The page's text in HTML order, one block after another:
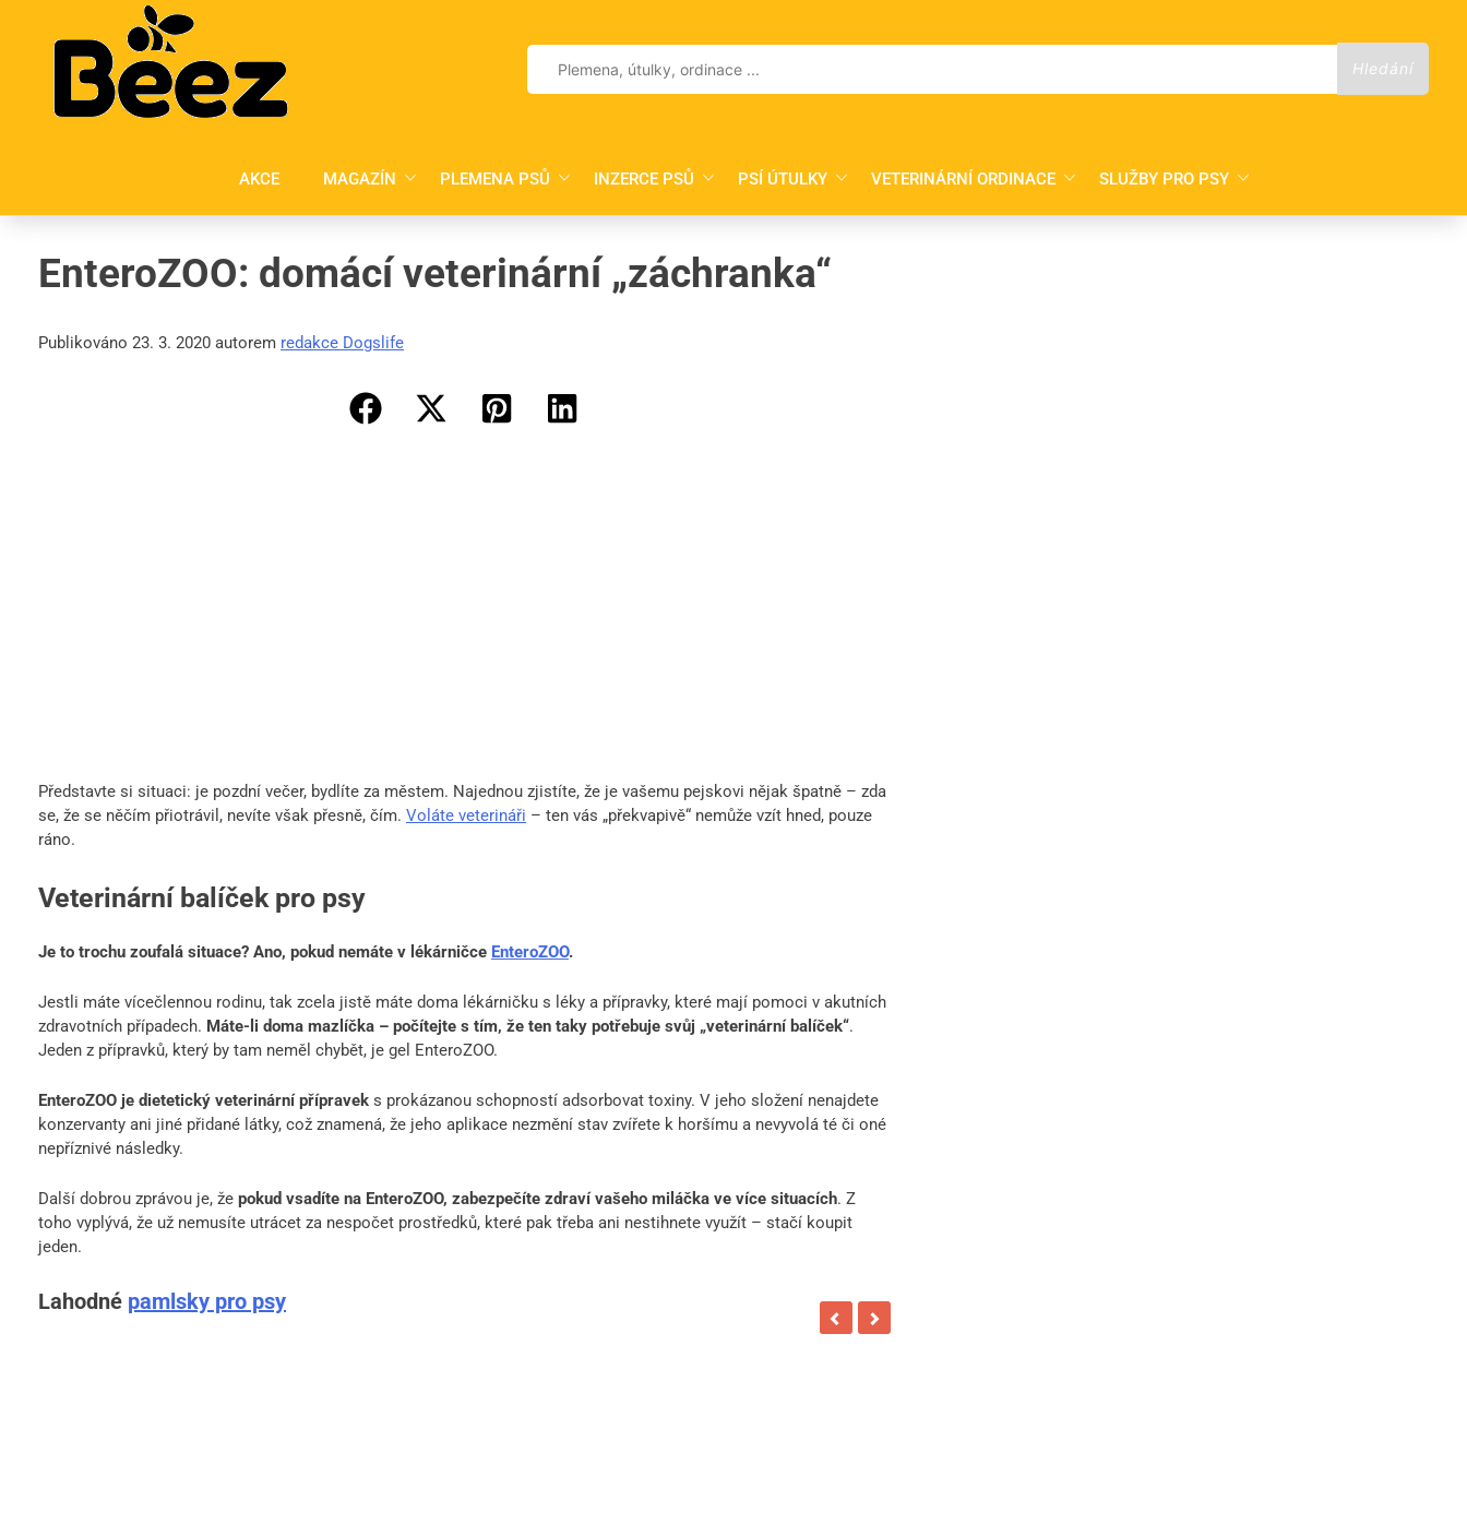
Vyhledávání
AKCE MAGAZÍN PLEMENA PSŮ INZERCE PSŮ PSÍ ÚTULKY VETERINÁRNÍ ORDINACE SLUŽBY PRO PSY
EnteroZOO: domácí veterinární „záchranka“
Publikováno 23. 3. 2020 autorem redakce Dogslife
Představte si situaci: je pozdní večer, bydlíte za městem. Najednou zjistíte, že je vašemu pejskovi nějak špatně – zda
se, že se něčím přiotrávil, nevíte však přesně, čím. Voláte veterináři – ten vás „překvapivě“ nemůže vzít hned, pouze
ráno.
Veterinární balíček pro psy
Je to trochu zoufalá situace? Ano, pokud nemáte v lékárničce EnteroZOO.
Jestli máte vícečlennou rodinu, tak zcela jistě máte doma lékárničku s léky a přípravky, které mají pomoci v akutních
zdravotních případech. Máte-li doma mazlíčka – počítejte s tím, že ten taky potřebuje svůj „veterinární balíček“.
Jeden z přípravků, který by tam neměl chybět, je gel EnteroZOO.
EnteroZOO je dietetický veterinární přípravek s prokázanou schopností adsorbovat toxiny. V jeho složení nenajdete
konzervanty ani jiné přidané látky, což znamená, že jeho aplikace nezmění stav zvířete k horšímu a nevyvolá té či oné
nepříznivé následky.
Další dobrou zprávou je, že pokud vsadíte na EnteroZOO, zabezpečíte zdraví vašeho miláčka ve více situacích. Z
toho vyplývá, že už nemusíte utrácet za nespočet prostředků, které pak třeba ani nestihnete využít – stačí koupit
jeden.
Lahodné pamlsky pro psy